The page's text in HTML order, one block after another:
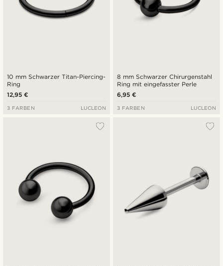
10 mm Schwarzer Titan-Piercing-
Ring
12,95 €
3 FARBEN LUCLEON
8 mm Schwarzer Chirurgenstahl
Ring mit eingefasster Perle
6,95 €
3 FARBEN LUCLEON